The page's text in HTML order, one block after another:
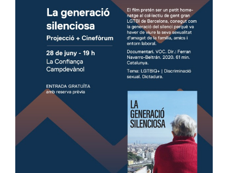
Ciutadania
Actualitat
Cerca